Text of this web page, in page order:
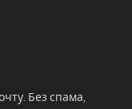
Без спама,